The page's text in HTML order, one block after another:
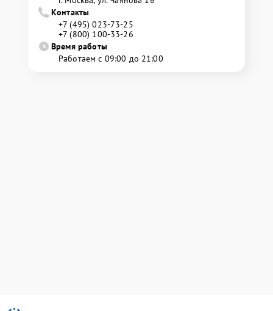
Контакты
+7 (495) 023-73-25
+7 (800) 100-33-26
Время работы
Работаем с 09:00 до 21:00